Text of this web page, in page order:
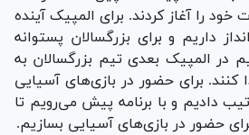
خود را آغاز کردند. برای المپیک آینده
داریم و برای بزرگسالان پستوانه
در المپیک بعدی تیم بزرگسالان به
کنند. برای حضور در بازی‌های آسیایی
دادیم و با برنامه پیش می‌رویم تا
حضور در بازی‌های آسیایی بسازیم.